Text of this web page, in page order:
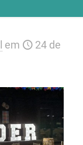
em
24 de